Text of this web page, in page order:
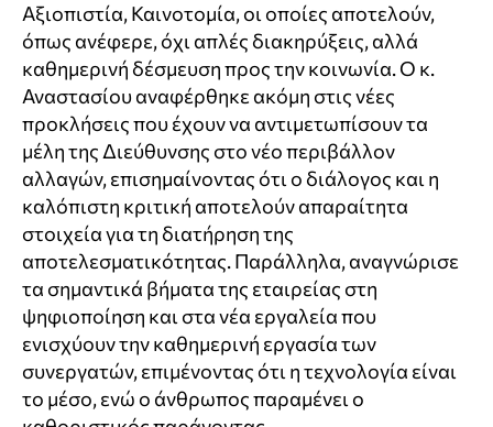
Αξιοπιστία, Καινοτομία, οι οποίες αποτελούν,
όπως ανέφερε, όχι απλές διακηρύξεις, αλλά
καθημερινή δέσμευση προς την κοινωνία. Ο κ.
Αναστασίου αναφέρθηκε ακόμη στις νέες
προκλήσεις που έχουν να αντιμετωπίσουν τα
μέλη της Διεύθυνσης στο νέο περιβάλλον
αλλαγών, επισημαίνοντας ότι ο διάλογος και η
καλόπιστη κριτική αποτελούν απαραίτητα
στοιχεία για τη διατήρηση της
αποτελεσματικότητας. Παράλληλα, αναγνώρισε
τα σημαντικά βήματα της εταιρείας στη
ψηφιοποίηση και στα νέα εργαλεία που
ενισχύουν την καθημερινή εργασία των
συνεργατών, επιμένοντας ότι η τεχνολογία είναι
το μέσο, ενώ ο άνθρωπος παραμένει ο